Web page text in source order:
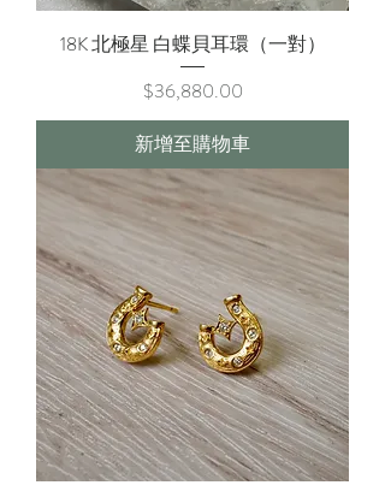
18K 北極星 白蝶貝耳環（一對）
價格
$36,880.00
新增至購物車